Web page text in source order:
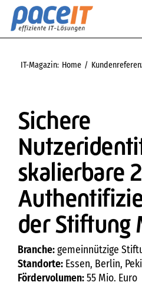
Zum
Inhalt
Leistungen
Managed Services
IT-Magazin
Kontakt
Technischer Support
IT-Magazin: Home
Sichere
skalierbare
der Stiftung
Branche:gemeinnützige
Standorte: Essen, Berlin,
Fördervolumen:55 Mio. Euro